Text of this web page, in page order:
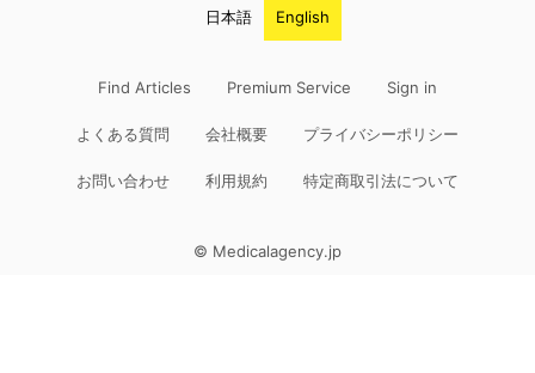
ばった分がしっかり評価される給与体系です。</li> <li>祝日出勤は選択
制！訪問件数を増やし賞与のインセンティブで収入を上げることも可能
す。 訪問は一人で出るからこそ、スタッフ間の情報共有やコミュニケー
日本語 English
Find Articles Premium Service Sign in
よくある質問 会社概要 プライバシーポリシー
お問い合わせ 利用規約 特定商取引法について
© Medicalagency.jp